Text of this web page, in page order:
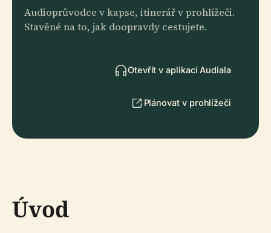
Audioprůvodce v kapse, itinerář v prohlížeči.
Stavěné na to, jak doopravdy cestujete.
Otevřít v aplikaci Audiala
Plánovat v prohlížeči
Úvod